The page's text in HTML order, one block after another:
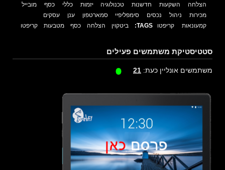
הצלחה
השקעות חדשנות טכנולוגיה יזמות כללי כסף
מובייל
מכירות
ניהול נכסים סימפליפיי סמארטפון ענן
עסקים
קמעונאות
קריפטו TAGS: ביטקוין הצלחה כסף מטבעות קריפטו
סטטיסטיקת משתמשים פעילים
משתמשים אונליין כעת: 21